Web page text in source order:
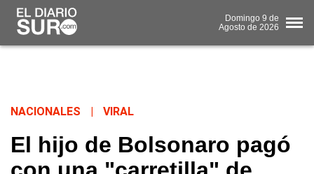
Domingo 9 de
Agosto de 2026
NACIONALES VIRAL
El hijo de Bolsonaro pagó